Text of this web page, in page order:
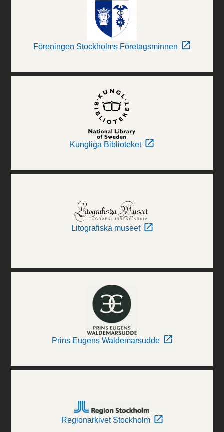
Föreningen Stockholms Företagsminnen
Kungliga Biblioteket
Litografiska museet
Prins Eugens Waldemarsudde
Regionarkivet Stockholm